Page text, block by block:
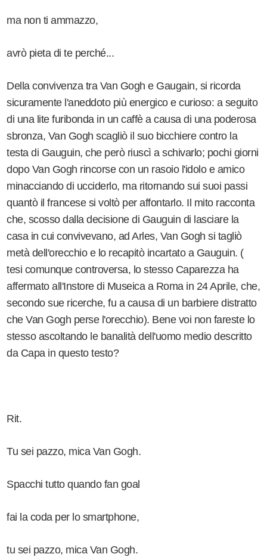
ma non ti ammazzo,
avrò pieta di te perché...
Della convivenza tra Van Gogh e Gaugain, si ricorda
sicuramente l'aneddoto più energico e curioso: a seguito
di una lite furibonda in un caffè a causa di una poderosa
sbronza, Van Gogh scagliò il suo bicchiere contro la
testa di Gauguin, che però riuscì a schivarlo; pochi giorni
dopo Van Gogh rincorse con un rasoio l'idolo e amico
minacciando di ucciderlo, ma ritornando sui suoi passi
quantò il francese si voltò per affontarlo. Il mito racconta
che, scosso dalla decisione di Gauguin di lasciare la
casa in cui convivevano, ad Arles, Van Gogh si tagliò
metà dell'orecchio e lo recapitò incartato a Gauguin. (
tesi comunque controversa, lo stesso Caparezza ha
affermato all'Instore di Museica a Roma in 24 Aprile, che,
secondo sue ricerche, fu a causa di un barbiere distratto
che Van Gogh perse l'orecchio). Bene voi non fareste lo
stesso ascoltando le banalità dell'uomo medio descritto
da Capa in questo testo?
Rit.
Tu sei pazzo, mica Van Gogh.
Spacchi tutto quando fan goal
fai la coda per lo smartphone,
tu sei pazzo, mica Van Gogh.